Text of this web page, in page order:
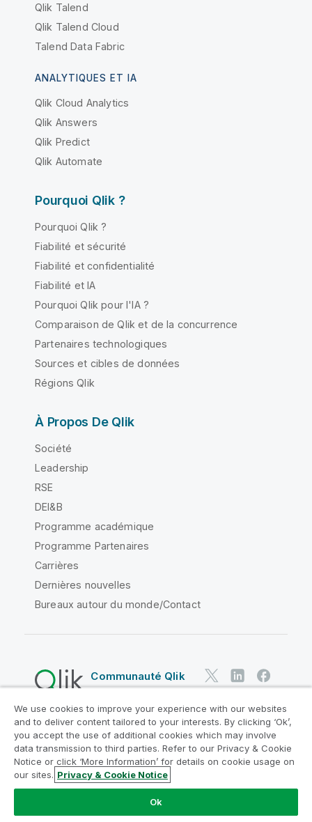
Qlik Talend
Qlik Talend Cloud
Talend Data Fabric
ANALYTIQUES ET IA
Qlik Cloud Analytics
Qlik Answers
Qlik Predict
Qlik Automate
Pourquoi Qlik ?
Pourquoi Qlik ?
Fiabilité et sécurité
Fiabilité et confidentialité
Fiabilité et IA
Pourquoi Qlik pour l'IA ?
Comparaison de Qlik et de la concurrence
Partenaires technologiques
Sources et cibles de données
Régions Qlik
À Propos De Qlik
Société
Leadership
RSE
DEI&B
Programme académique
Programme Partenaires
Carrières
Dernières nouvelles
Bureaux autour du monde/Contact
Communauté Qlik
Contrats juridiques
Conditions d'utilisation des produits
Legal Policies
Conditions légales
Conditions d'utilisation
Marques
Do Not Share My Info
Copyright © 1993-2026 QlikTech International AB. Tous
We use cookies to improve your experience with our websites
and to deliver content tailored to your interests. By clicking ‘Ok’,
you accept the use of additional cookies which may involve
data transmission to third parties. Refer to our Privacy & Cookie
Notice or click ‘More Information’ for details on cookie usage on
our sites. Privacy & Cookie Notice
Ok